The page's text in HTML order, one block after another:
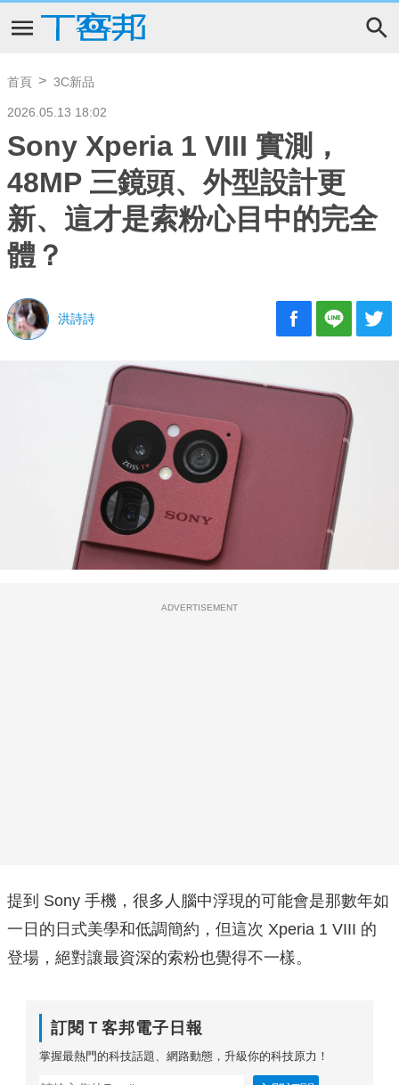
首頁 3C新品
2026.05.13 18:02
Sony Xperia 1 VIII 實測，
48MP 三鏡頭、外型設計更
新、這才是索粉心目中的完全
體？
洪詩詩
ADVERTISEMENT
提到 Sony 手機，很多人腦中浮現的可能會是那數年如
一日的日式美學和低調簡約，但這次 Xperia 1 VIII 的
登場，絕對讓最資深的索粉也覺得不一樣。
訂閱Ｔ客邦電子日報
掌握最熱門的科技話題、網路動態，升級你的科技原力！